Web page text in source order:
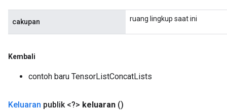
cakupan ruang lingkup saat ini
Kembali
contoh baru TensorListConcatLists
Keluaran publik <?> keluaran ()